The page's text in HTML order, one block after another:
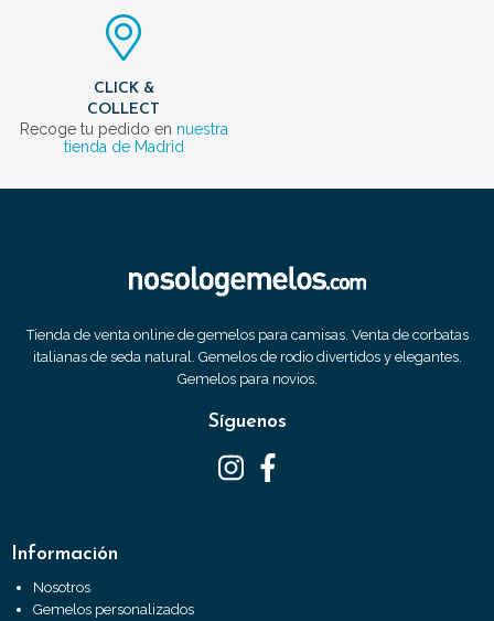
CLICK &
COLLECT
Recoge tu pedido en nuestra
tienda de Madrid
Tienda de venta online de gemelos para camisas. Venta de corbatas
italianas de seda natural. Gemelos de rodio divertidos y elegantes.
Gemelos para novios.
Síguenos
Información
Nosotros
Gemelos personalizados